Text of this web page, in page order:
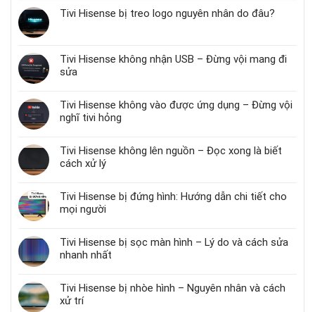
Tivi Hisense bị treo logo nguyên nhân do đâu?
Tivi Hisense không nhận USB – Đừng vội mang đi
sửa
Tivi Hisense không vào được ứng dụng – Đừng vội
nghĩ tivi hỏng
Tivi Hisense không lên nguồn – Đọc xong là biết
cách xử lý
Tivi Hisense bị đứng hình: Hướng dẫn chi tiết cho
mọi người
Tivi Hisense bị sọc màn hình – Lý do và cách sửa
nhanh nhất
Tivi Hisense bị nhòe hình – Nguyên nhân và cách
xử trí